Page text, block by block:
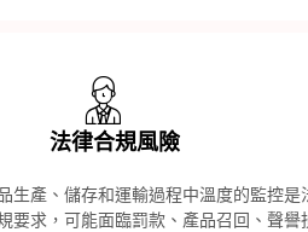
法律合規風險
生產、儲存和運輸過程中溫度的監控是
要求，可能面臨罰款、產品召回、聲譽